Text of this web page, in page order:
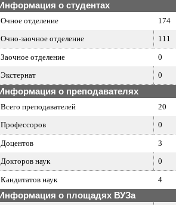
Информация о студентах
Очное отделение
174
Очно-заочное отделение
111
Заочное отделение
0
Экстернат
0
Информация о преподавателях
Всего преподавателей
20
Профессоров
0
Доцентов
3
Докторов наук
0
Кандитатов наук 4
Информация о площадях ВУЗа